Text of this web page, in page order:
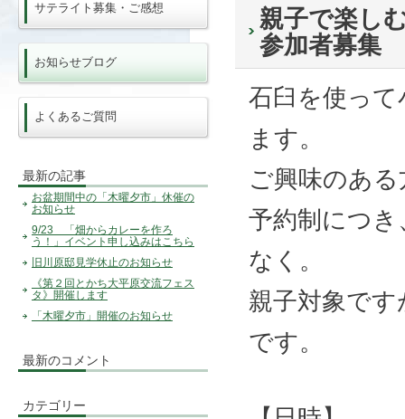
親子で楽し
参加者募集
石臼を使っ
ます。
ご興味のあ
予約制につ
なく。
親子対象で
です。
サテライト募集・ご感想
お知らせブログ
よくあるご質問
最新の記事
お盆期間中の「木曜夕市」休催の
お知らせ
9/23 「畑からカレーを作ろ
う！」イベント申し込みはこちら
旧川原邸見学休止のお知らせ
《第２回とかち大平原交流フェス
タ》開催します
「木曜夕市」開催のお知らせ
最新のコメント
カテゴリー